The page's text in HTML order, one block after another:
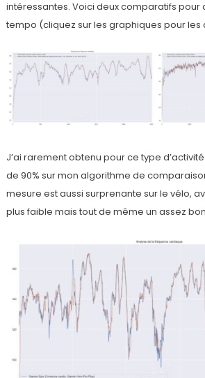
intéressantes. Voici deux comparatifs pour
tempo (cliquez sur les graphiques pour les
J’ai rarement obtenu pour ce type
de 90% sur mon algorithme de
mesure est aussi surprenante sur le vélo,
plus faible mais tout de même un assez